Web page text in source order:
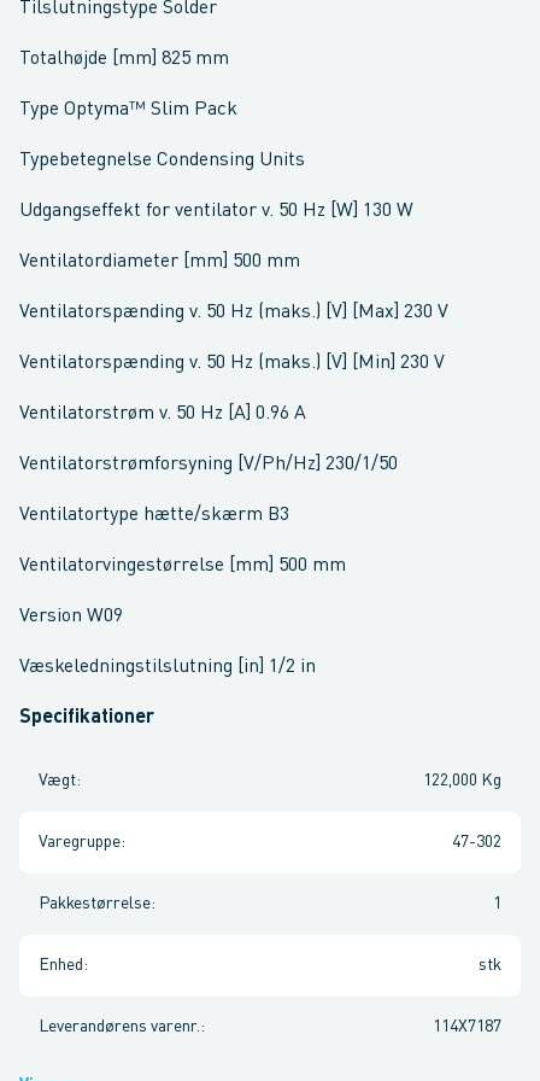
Tilslutningstype Solder
Totalhøjde [mm] 825 mm
Type Optyma™ Slim Pack
Typebetegnelse Condensing Units
Udgangseffekt for ventilator v. 50 Hz [W] 130 W
Ventilatordiameter [mm] 500 mm
Ventilatorspænding v. 50 Hz (maks.) [V] [Max] 230 V
Ventilatorspænding v. 50 Hz (maks.) [V] [Min] 230 V
Ventilatorstrøm v. 50 Hz [A] 0.96 A
Ventilatorstrømforsyning [V/Ph/Hz] 230/1/50
Ventilatortype hætte/skærm B3
Ventilatorvingestørrelse [mm] 500 mm
Version W09
Væskeledningstilslutning [in] 1/2 in
Specifikationer
Vægt: 122,000 Kg
Varegruppe: 47-302
Pakkestørrelse: 1
Enhed : stk
Leverandørens varenr. : 114X7187